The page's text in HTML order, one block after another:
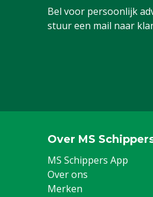
Bel voor persoonlijk
stuur een mail naar
Over MS
MS Schippers App
Over ons
Merken